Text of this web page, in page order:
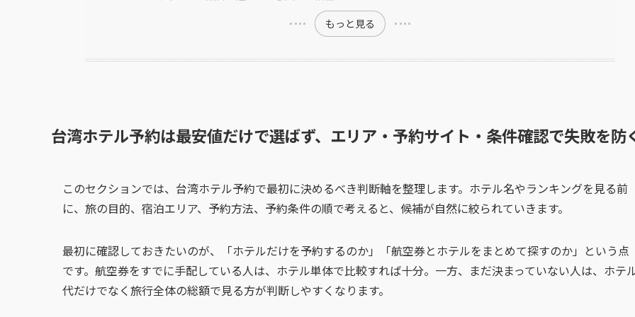
もっと見る
台湾ホテル予約は最安値だけで選ばず、エリア・予約サイト・条件確認で失敗を防
このセクションでは、台湾ホテル予約で最初に決めるべき判断軸を整理します。ホテル名やランキングを見る前
に、旅の目的、宿泊エリア、予約方法、予約条件の順で考えると、候補が自然に絞られていきます。
最初に確認しておきたいのが、「ホテルだけを予約するのか」「航空券とホテルをまとめて探すのか」という点
です。航空券をすでに手配している人は、ホテル単体で比較すれば十分。一方、まだ決まっていない人は、ホテ
代だけでなく旅行全体の総額で見る方が判断しやすくなります。